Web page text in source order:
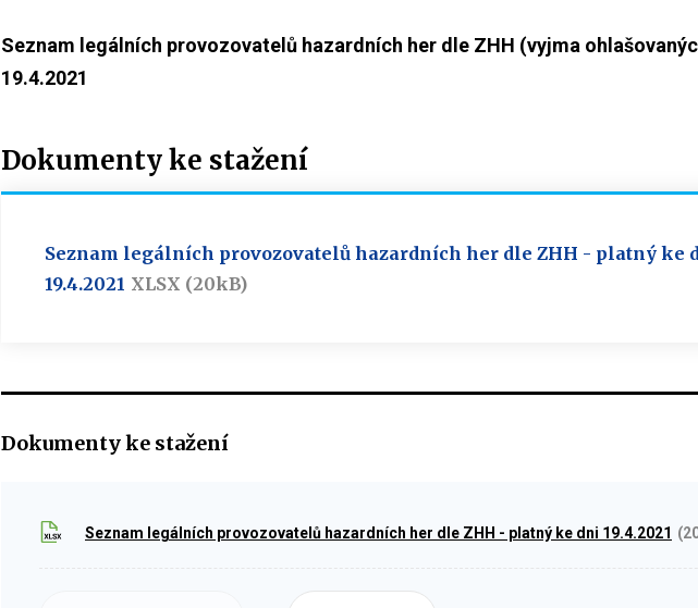
Seznam legálních provozovatelů hazardních her dle ZHH (vyjma
19.4.2021
Dokumenty ke stažení
Seznam legálních provozovatelů hazardních her dle ZHH - platný ke
19.4.2021 XLSX (20kB)
Dokumenty ke stažení
Seznam legálních provozovatelů hazardních her dle ZHH - platný ke dni 19.4.2021